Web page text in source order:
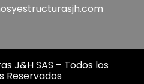
J&H SAS – Todos los
Reservados